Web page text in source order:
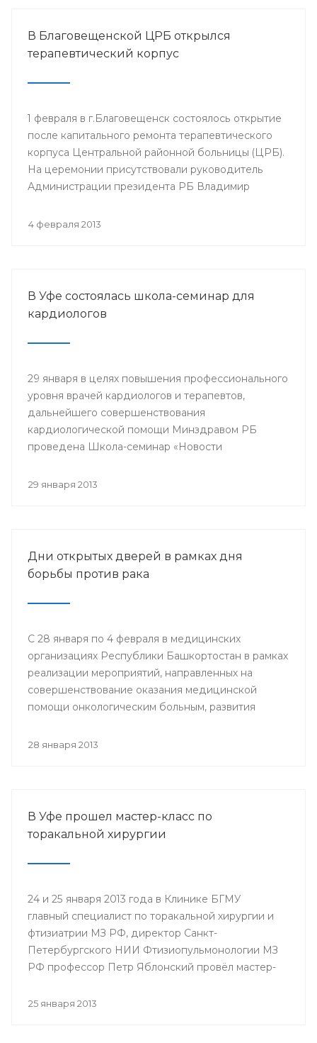
В Благовещенской ЦРБ открылся
терапевтический корпус
1 февраля в г.Благовещенск состоялось открытие
после капитального ремонта терапевтического
корпуса Центральной районной больницы (ЦРБ).
На церемонии присутствовали руководитель
Администрации президента РБ Владимир
Шебаев, глава администрации МР
4 февраля 2013
В Уфе состоялась школа-семинар для
кардиологов
29 января в целях повышения профессионального
уровня врачей кардиологов и терапевтов,
дальнейшего совершенствования
кардиологической помощи Минздравом РБ
проведена Школа-семинар «Новости
29 января 2013
Дни открытых дверей в рамках дня
борьбы против рака
С 28 января по 4 февраля в медицинских
организациях Республики Башкортостан в рамках
реализации мероприятий, направленных на
совершенствование оказания медицинской
помощи онкологическим больным, развития
поддержки инициативы «Международного союза
28 января 2013
В Уфе прошел мастер-класс по
торакальной хирургии
24 и 25 января 2013 года в Клинике БГМУ
главный специалист по торакальной хирургии и
фтизиатрии МЗ РФ, директор Санкт-
Петербургского НИИ Фтизиопульмонологии МЗ
РФ профессор Петр Яблонский провёл мастер-
доступы в торакальной хирургии». С новыми
25 января 2013